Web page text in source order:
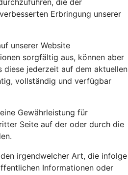
die der
Erbringung unserer
unserer Website
sorgfältig aus, können aber
diese jederzeit auf dem aktuellen
vollständig und verfügbar
Gewährleistung für
Seite auf der oder durch die
irgendwelcher Art, die infolge
Informationen oder